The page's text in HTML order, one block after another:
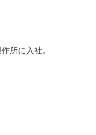
所に入社。